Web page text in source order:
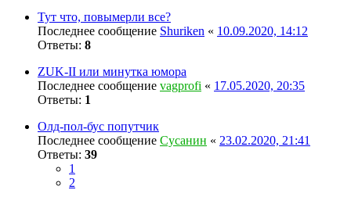
Тут что, повымерли все?
Последнее сообщение Shuriken « 10.09.2020, 14:12
Ответы: 8
ZUK-II или минутка юмора
Последнее сообщение vagprofi « 17.05.2020, 20:35
Ответы: 1
Олд-пол-бус попутчик
Последнее сообщение Сусанин « 23.02.2020, 21:41
Ответы: 39
1
2